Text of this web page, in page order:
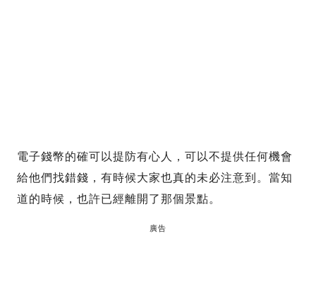
電子錢幣的確可以提防有心人，可以不提供任何機會
給他們找錯錢，有時候大家也真的未必注意到。當知
道的時候，也許已經離開了那個景點。
廣告